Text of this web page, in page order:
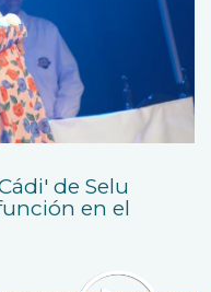
de Selu
en el